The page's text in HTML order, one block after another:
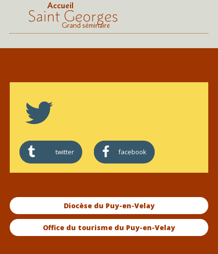
Accueil
Saint Georges
Grand séminaire
twitter facebook
Diocèse du Puy-en-Velay
Office du tourisme du Puy-en-Velay